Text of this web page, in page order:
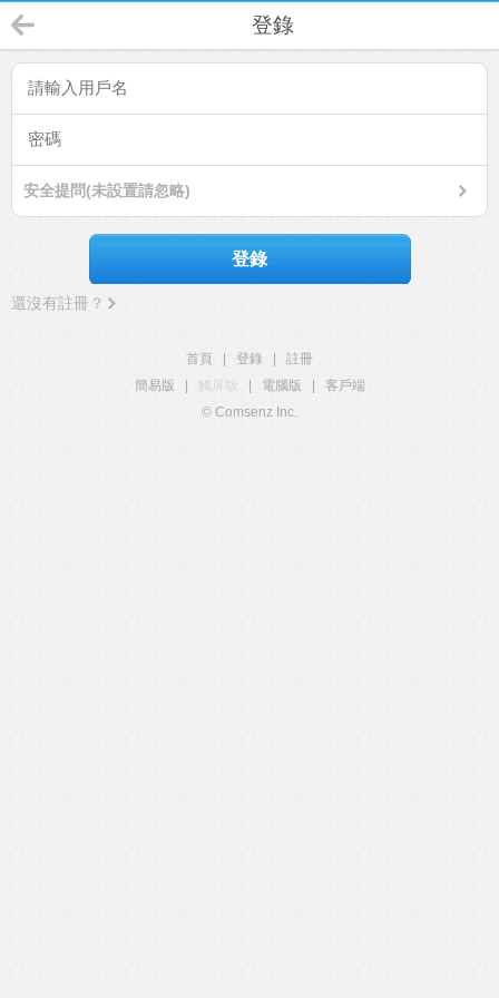
登錄
安全提問(未設置請忽略)
登錄
還沒有註冊？
首頁 登錄
註冊
簡易版
觸屏版 電腦版
客戶端
© Comsenz Inc.